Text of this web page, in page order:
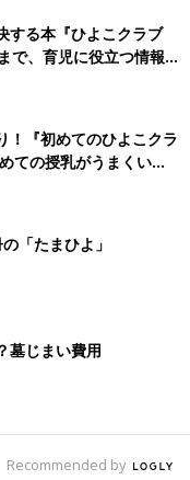
】 白菜とみかんの相
みかんのヨーグルト
離乳食カレンダー
離乳食カレンダ
する本『ひよこクラブ
、育児に役立つ情報が
！『初めてのひよこクラ
ての授乳がうまくい
と夏のトラブル 解決テ
「たまひよ」
墓じまい費用
Recommended by